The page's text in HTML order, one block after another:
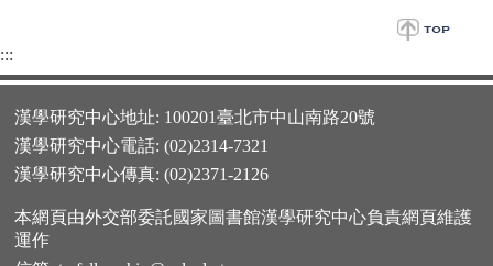
:::
漢學研究中心地址: 100201臺北市中山南路20號
漢學研究中心電話: (02)2314-7321
漢學研究中心傳真: (02)2371-2126
本網頁由外交部委託國家圖書館漢學研究中心負責網頁維護
運作